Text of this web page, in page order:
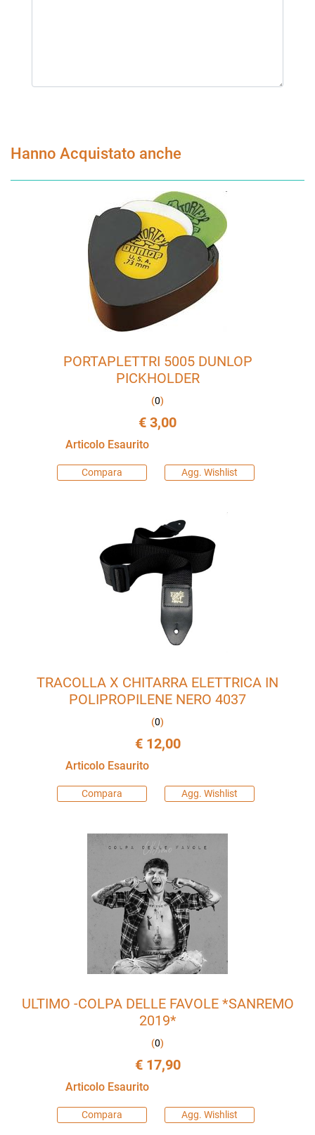
Hanno Acquistato anche
PORTAPLETTRI 5005 DUNLOP
PICKHOLDER
(0)
€ 3,00
Articolo Esaurito
Compara Agg. Wishlist
TRACOLLA X CHITARRA ELETTRICA IN
POLIPROPILENE NERO 4037
(0)
€ 12,00
Articolo Esaurito
Compara Agg. Wishlist
ULTIMO -COLPA DELLE FAVOLE *SANREMO
2019*
(0)
€ 17,90
Articolo Esaurito
Compara Agg. Wishlist